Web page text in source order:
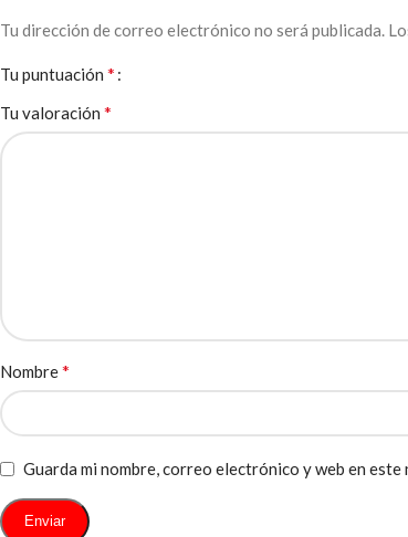
Tu dirección de correo electrónico no será publicada.
Tu puntuación *
Tu valoración *
Nombre*
Guarda mi nombre, correo electrónico y web en